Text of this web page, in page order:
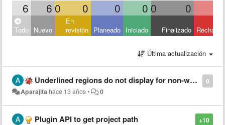
6 6 0 0 0 0 0 0
Todo Nuevo
En
revisión Planeado Iniciado Finalizado
Última actualización
0
Underlined regions do not display for non-word characters
Aparajita hace 13 años• 0
+10
Plugin API to get project path